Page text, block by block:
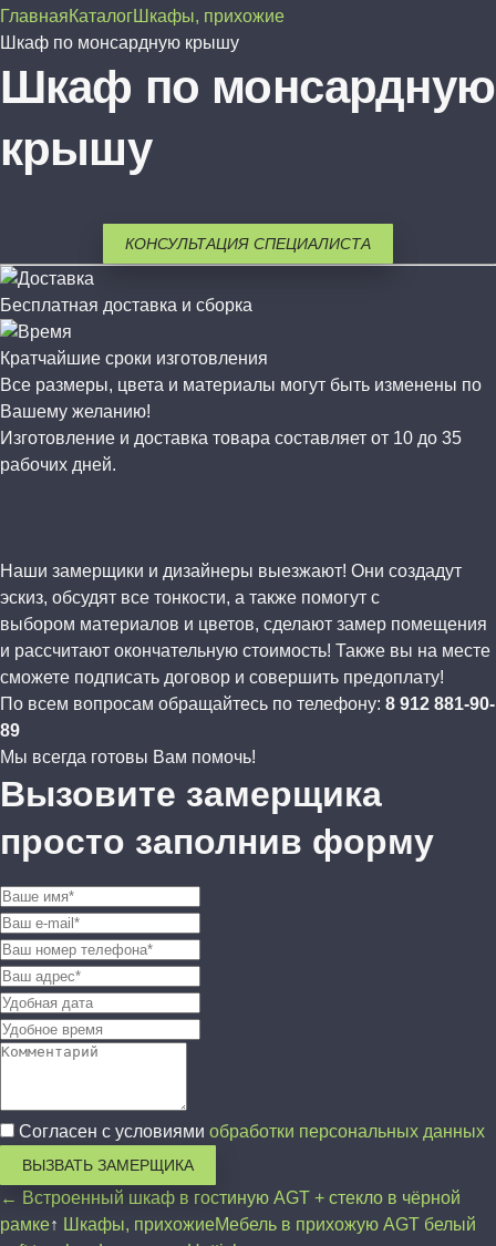
ГлавнаяКаталогШкафы, прихожие
Шкаф по монсардную крышу
Шкаф по монсардную
крышу
КОНСУЛЬТАЦИЯ СПЕЦИАЛИСТА
Бесплатная доставка и сборка
Кратчайшие сроки изготовления
Все размеры, цвета и материалы могут быть изменены по
Вашему желанию!
Изготовление и доставка товара составляет от 10 до 35
рабочих дней.
Наши замерщики и дизайнеры выезжают! Они создадут
эскиз, обсудят все тонкости, а также помогут с
выбором материалов и цветов, сделают замер помещения
и рассчитают окончательную стоимость! Также вы на месте
сможете подписать договор и совершить предоплату!
По всем вопросам обращайтесь по телефону: 8 912 881-90-
89
Мы всегда готовы Вам помочь!
Вызовите замерщика
просто заполнив форму
Согласен с условиями обработки персональных данных
ВЫЗВАТЬ ЗАМЕРЩИКА
← Встроенный шкаф в гостиную AGT + стекло в чёрной
рамке↑ Шкафы, прихожиеМебель в прихожую AGT белый